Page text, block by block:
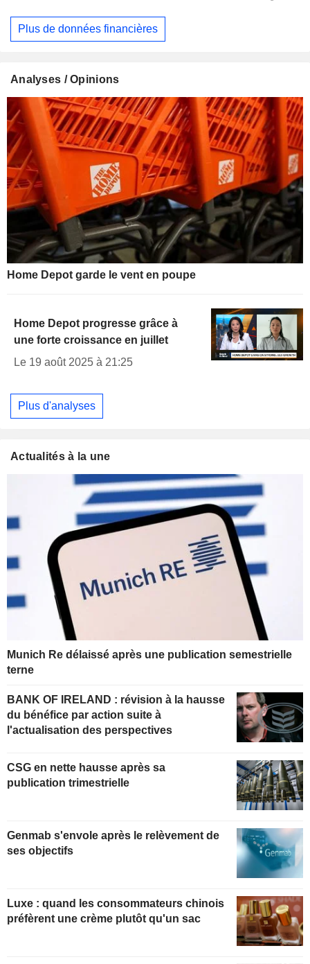
Plus de données financières
Analyses / Opinions
Home Depot garde le vent en poupe
Home Depot progresse grâce à
une forte croissance en juillet
Le 19 août 2025 à 21:25
Plus d'analyses
Actualités à la une
Munich Re délaissé après une publication semestrielle
terne
BANK OF IRELAND : révision à la hausse
du bénéfice par action suite à
l'actualisation des perspectives
CSG en nette hausse après sa
publication trimestrielle
Genmab s'envole après le relèvement de
ses objectifs
Luxe : quand les consommateurs chinois
préfèrent une crème plutôt qu'un sac